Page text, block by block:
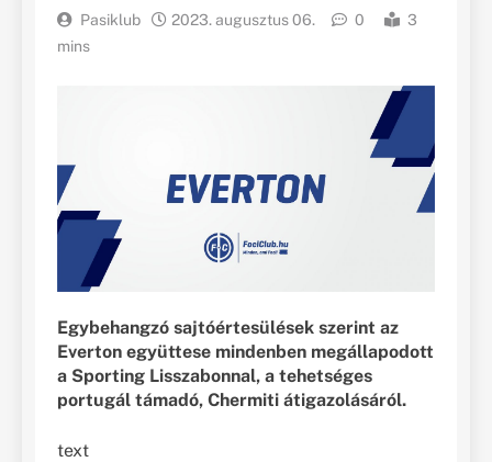
Pasiklub 2023. augusztus 06. 0
3
mins
Egybehangzó sajtóértesülések szerint az
Everton együttese mindenben megállapodott
a Sporting Lisszabonnal, a tehetséges
portugál támadó, Chermiti átigazolásáról.
text